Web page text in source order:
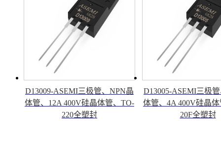
D13009-ASEMI三极管、NPN晶
体管、12A 400V硅晶体管、TO-
220全塑封
D13005-ASEMI三极
体管、4A 400V硅晶
20F全塑封